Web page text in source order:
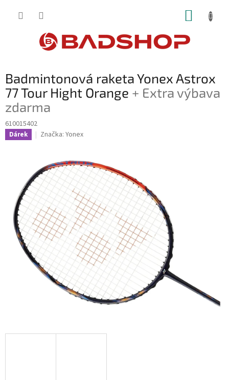
Badmintonová raketa Yonex Astrox
77 Tour Hight Orange + Extra výbava
zdarma
610015402
Dárek Značka: Yonex